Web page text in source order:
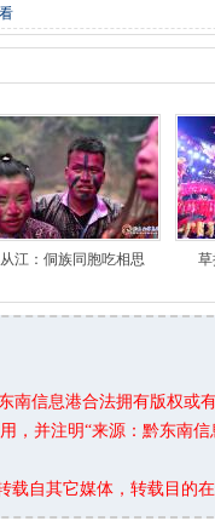
从江：侗族同胞吃相思
南信息港合法拥有版权
并注明“来源：黔东南
自其它媒体，转载目的